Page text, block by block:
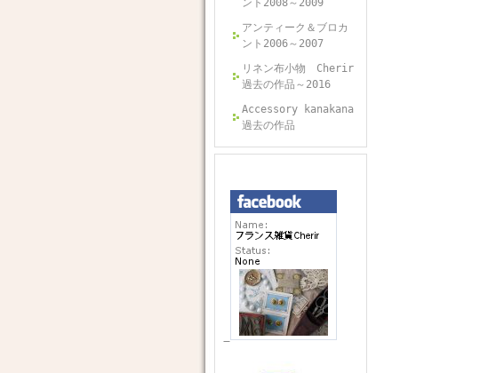
ント2008～2009
アンティーク＆ブロカ
ント2006～2007
リネン布小物 Cherir
過去の作品～2016
Accessory kanakana
過去の作品